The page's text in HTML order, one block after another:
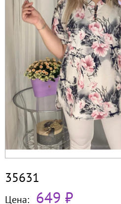
35631
Цена: 649 ₽